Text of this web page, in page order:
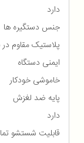
دارد
جنس دستگیره ها
پلاستیک مقاوم در
ایمنی دستگاه
خاموشی خودکار
پایه ضد لغزش
دارد
قابلیت شستشو